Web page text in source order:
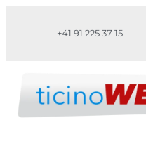
+41 91 225 37 15